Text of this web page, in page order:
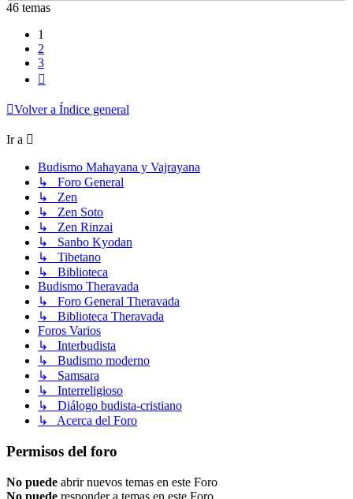
46 temas
1
2
3
Volver a Índice general
Ir a
Budismo Mahayana y Vajrayana
↳ Foro General
↳ Zen
↳ Zen Soto
↳ Zen Rinzai
↳ Sanbo Kyodan
↳ Tibetano
↳ Biblioteca
Budismo Theravada
↳ Foro General Theravada
↳ Biblioteca Theravada
Foros Varios
↳ Interbudista
↳ Budismo moderno
↳ Samsara
↳ Interreligioso
↳ Diálogo budista-cristiano
↳ Acerca del Foro
Permisos del foro
No puede abrir nuevos temas en este Foro
No puede responder a temas en este Foro